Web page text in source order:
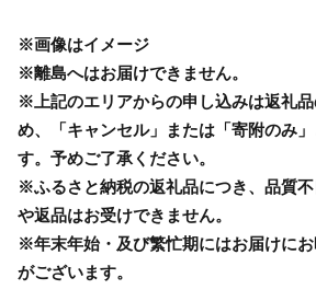
※画像はイメージ
※離島へはお届けできません。
※上記のエリアからの申し込みは返礼
め、「キャンセル」または「寄附のみ
す。予めご了承ください。
※ふるさと納税の返礼品につき、品質
や返品はお受けできません。
※年末年始・及び繁忙期にはお届けに
がございます。